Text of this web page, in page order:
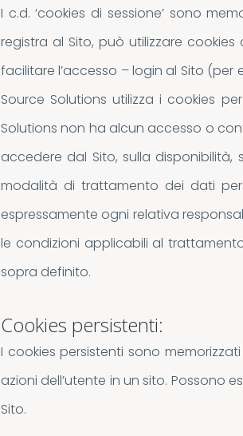
I c.d. ‘cookies di sessione’ sono
registra al Sito, può utilizzare
facilitare l’accesso – login al Sito
Source Solutions utilizza i cookies
Solutions non ha alcun accesso o
accedere dal Sito, sulla
modalità di trattamento dei dati
espressamente ogni relativa
le condizioni applicabili al
sopra definito.
Cookies persistenti:
I cookies persistenti sono
azioni dell’utente in un sito. Possono
Sito.